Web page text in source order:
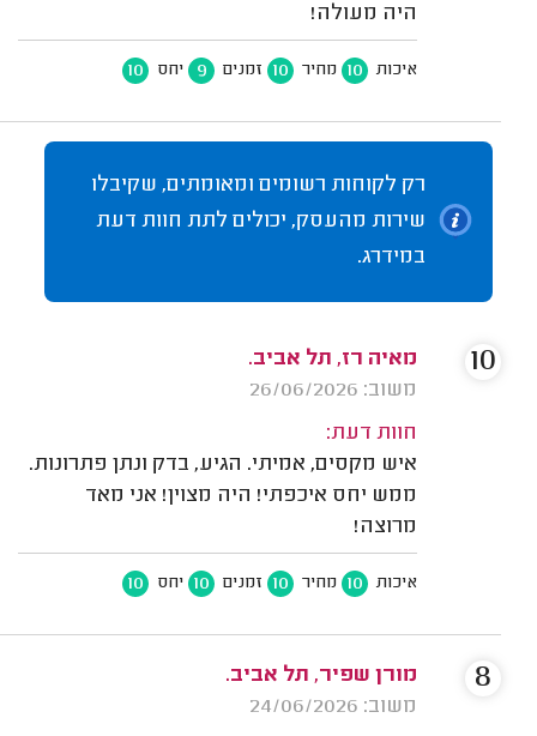
היה מעולה!
איכות 10 מחיר 10 זמנים 9 יחס 10
רק לקוחות רשומים ומאומתים, שקיבלו
שירות מהעסק, יכולים לתת חוות דעת
במידרג.
מאיה רז, תל אביב.
משוב: 26/06/2026
חוות דעת:
איש מקסים, אמיתי. הגיע, בדק ונתן פתרונות.
ממש יחס איכפתי! היה מצוין! אני מאד
מרוצה!
איכות 10 מחיר 10 זמנים 10 יחס 10
10
מורן שפיר, תל אביב.
משוב: 24/06/2026
8